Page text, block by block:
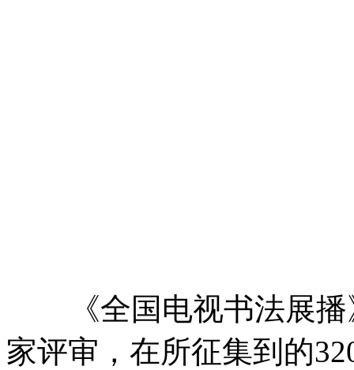
《全国电视书法展播
家评审，在所征集到的